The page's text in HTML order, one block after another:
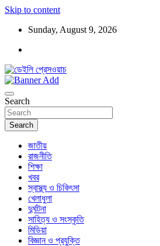
Skip to content
Sunday, August 9, 2026
ডেইলি প্রেসওয়াচ
Search
Search
জাতীয়
রাজনীতি
শিক্ষা
খবর
স্বাস্থ্য ও চিকিৎসা
খেলাধুলা
দুর্ঘটনা
সাহিত্য ও সংস্কৃতি
মিডিয়া
বিজ্ঞান ও প্রযুক্তি